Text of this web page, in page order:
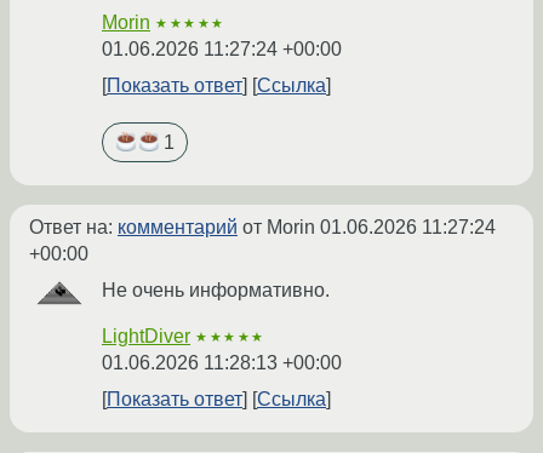
Morin ★★★★★
01.06.2026 11:27:24 +00:00
Показать ответ
Ссылка
1
Ответ на: комментарий от Morin 01.06.2026 11:27:24
+00:00
Не очень информативно.
LightDiver ★★★★★
01.06.2026 11:28:13 +00:00
Показать ответ
Ссылка